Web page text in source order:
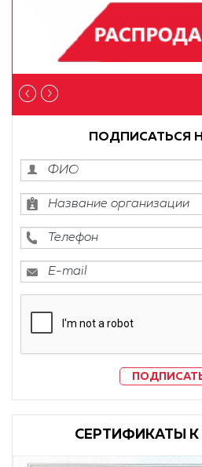
ПОДПИСАТЬСЯ
CЕРТИФИКАТЫ К